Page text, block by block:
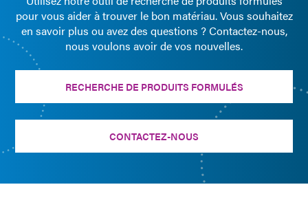
pour vous aider à trouver le bon matériau. Vous souhaitez
en savoir plus ou avez des questions ? Contactez-nous,
nous voulons avoir de vos nouvelles.
RECHERCHE DE PRODUITS FORMULÉS
CONTACTEZ-NOUS